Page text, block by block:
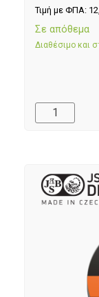
Τιμή με ΦΠΑ:
Σε απόθεμα
Διαθέσιμο και